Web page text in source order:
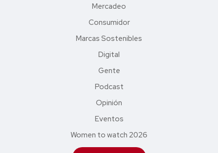
Mercadeo
Consumidor
Marcas Sostenibles
Digital
Gente
Podcast
Opinión
Eventos
Women to watch 2026